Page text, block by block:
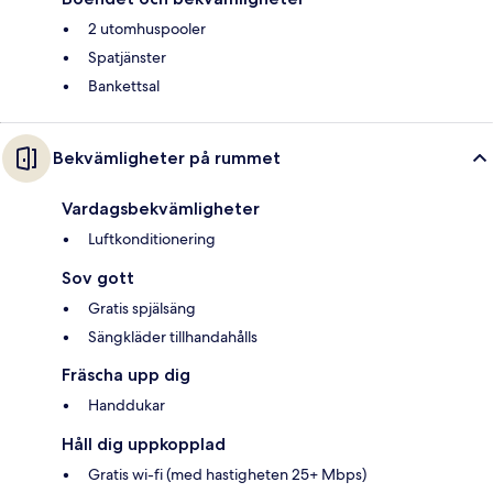
2 utomhuspooler
Spatjänster
Bankettsal
Bekvämligheter på rummet
Vardagsbekvämligheter
Luftkonditionering
Sov gott
Gratis spjälsäng
Sängkläder tillhandahålls
Fräscha upp dig
Handdukar
Håll dig uppkopplad
Gratis wi-fi (med hastigheten 25+ Mbps)